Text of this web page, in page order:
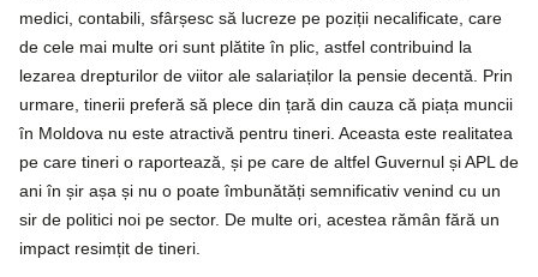
medici, contabili, sfârșesc să lucreze pe poziții necalificate, care
de cele mai multe ori sunt plătite în plic, astfel contribuind la
lezarea drepturilor de viitor ale salariaților la pensie decentă. Prin
urmare, tinerii preferă să plece din țară din cauza că piața muncii
în Moldova nu este atractivă pentru tineri. Aceasta este realitatea
pe care tineri o raportează, și pe care de altfel Guvernul și APL de
ani în șir așa și nu o poate îmbunătăți semnificativ venind cu un
sir de politici noi pe sector. De multe ori, acestea rămân fără un
impact resimțit de tineri.